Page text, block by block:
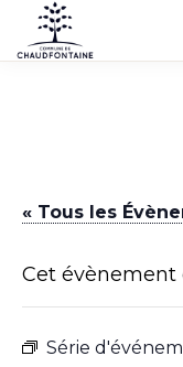
Passer
au
commune
« Tous les
Cet évènement
Série